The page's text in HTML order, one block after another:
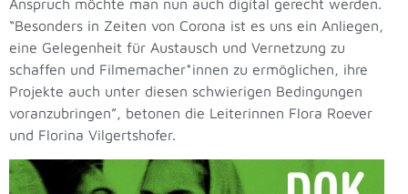
Anspruch möchte man nun auch digital gerecht werden.
“Besonders in Zeiten von Corona ist es uns ein Anliegen,
eine Gelegenheit für Austausch und Vernetzung zu
schaffen und Filmemacher*innen zu ermöglichen, ihre
Projekte auch unter diesen schwierigen Bedingungen
voranzubringen”, betonen die Leiterinnen Flora Roever
und Florina Vilgertshofer.